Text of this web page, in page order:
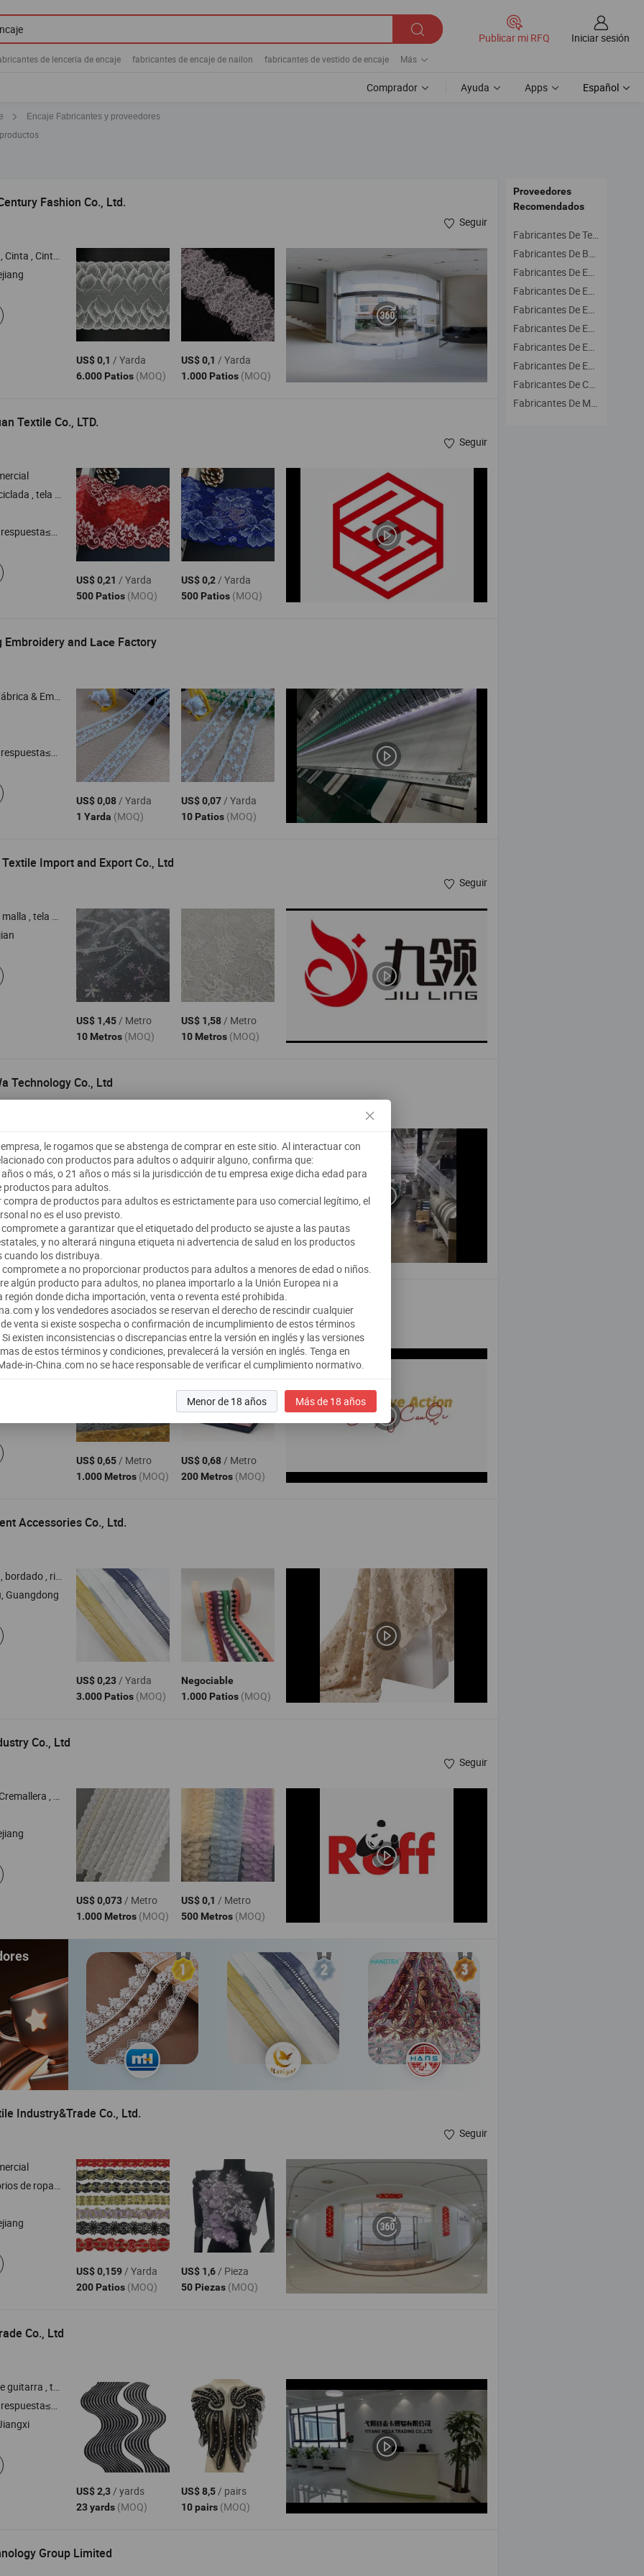
de lencería de encaje fabricantes de encaje de nailon fabricantes de vestido de encaje Más
Publicar mi RFQ Iniciar sesión
Comprador Ayuda Apps Español
Encaje Fabricantes y proveedores
Fashion Co., Ltd.
Seguir
de Encaje de Nylon , Acabado de Encaje Químico
US$ 0,1 / Yarda
6.000 Patios (MOQ)
US$ 0,1 / Yarda
1.000 Patios (MOQ)
Textile Co., LTD.
Seguir
, tela de encaje , tela de algodón , tela de poliéster
US$ 0,21 / Yarda
500 Patios (MOQ)
US$ 0,2/ Yarda
500 Patios (MOQ)
Embroidery and Lace Factory
Comercial
US$ 0,08/ Yarda
1 Yarda (MOQ)
US$ 0,07/ Yarda
10 Patios (MOQ)
Import and Export Co., Ltd
Seguir
, tela deportiva , tela de encaje
US$ 1,45/ Metro
10 Metros (MOQ)
US$ 1,58/ Metro
10 Metros (MOQ)
Technology Co., Ltd
, alambre de gancho y ojo , cinta de gancho y ojo
US$ 0,1/ Yarda
100 Patios
US$ 0,1/ Metro
Canqi Textile Co., Ltd.
, tela de encaje elástico
US$ 0,65/ Metro
1.000 Metros (MOQ)
US$ 0,68/ Metro
200 Metros (MOQ)
Accessories Co., Ltd.
de encaje , parches , ribete de strass
Guangdong
US$ 0,23/ Yarda
3.000 Patios (MOQ)
Negociable
1.000 Patios (MOQ)
Co., Ltd
Seguir
, Encaje , Elástico , Cinta
US$ 0,073/ Metro
1.000 Metros (MOQ)
US$ 0,1 / Metro
500 Metros (MOQ)
Industry&Trade Co., Ltd.
Seguir
de ropa textil
US$ 0,159/ Yarda
200 Patios (MOQ)
US$ 1,6/ Pieza
50 Piezas (MOQ)
Co., Ltd
, flores hechas a mano , correa de guitarra
US$ 2,3/ yards
23 yards (MOQ)
US$ 8,5/ pairs
10 pairs (MOQ)
Group Limited
Proveedores
Recomendados
Fabricantes De Tela
Fabricantes De Bordado
Fabricantes De Encaje Químico
Fabricantes De Encaje De Prenda
Fabricantes De Encaje Jacquard
Fabricantes De Encaje Suizo
Fabricantes De Encaje Francés
Fabricantes De Encaje De Ganchillo
Fabricantes De Conjuntos De Encaje
Fabricantes De Material De Encaje
le rogamos que se abstenga de comprar en este sitio. Al interactuar con
con productos para adultos o adquirir alguno, confirma que:
o más, o 21 años o más si la jurisdicción de tu empresa exige dicha edad para
productos para adultos.
compra de productos para adultos es estrictamente para uso comercial legítimo, el
no es el uso previsto.
compromete a garantizar que el etiquetado del producto se ajuste a las pautas
y no alterará ninguna etiqueta ni advertencia de salud en los productos
cuando los distribuya.
compromete a no proporcionar productos para adultos a menores de edad o niños.
algún producto para adultos, no planea importarlo a la Unión Europea ni a
región donde dicha importación, venta o reventa esté prohibida.
y los vendedores asociados se reservan el derecho de rescindir cualquier
venta si existe sospecha o confirmación de incumplimiento de estos términos
Si existen inconsistencias o discrepancias entre la versión en inglés y las versiones
de estos términos y condiciones, prevalecerá la versión en inglés. Tenga en
in-China.com no se hace responsable de verificar el cumplimiento normativo.
Menor de 18 años Más de 18 años